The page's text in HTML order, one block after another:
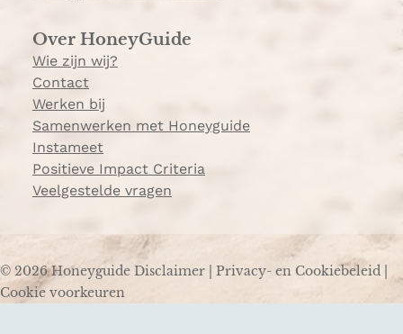
Over HoneyGuide
Wie zijn wij?
Contact
Werken bij
Samenwerken met Honeyguide
Instameet
Positieve Impact Criteria
Veelgestelde vragen
© 2026 Honeyguide Disclaimer Privacy- en Cookiebeleid
Cookie voorkeuren